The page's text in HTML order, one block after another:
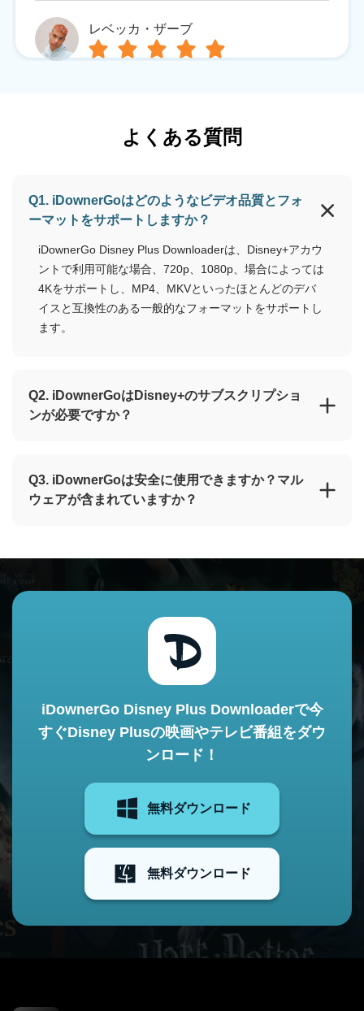
レベッカ・ザーブ
よくある質問
Q1. iDownerGoはどのようなビデオ品質とフォ
ーマットをサポートしますか？
iDownerGo Disney Plus Downloaderは、Disney+アカウ
ントで利用可能な場合、720p、1080p、場合によっては
4Kをサポートし、MP4、MKVといったほとんどのデバ
イスと互換性のある一般的なフォーマットをサポートし
ます。
Q2. iDownerGoはDisney+のサブスクリプショ
ンが必要ですか？
Q3. iDownerGoは安全に使用できますか？マル
ウェアが含まれていますか？
iDownerGo Disney Plus Downloaderで今
すぐDisney Plusの映画やテレビ番組をダウ
ンロード！
無料ダウンロード
無料ダウンロード